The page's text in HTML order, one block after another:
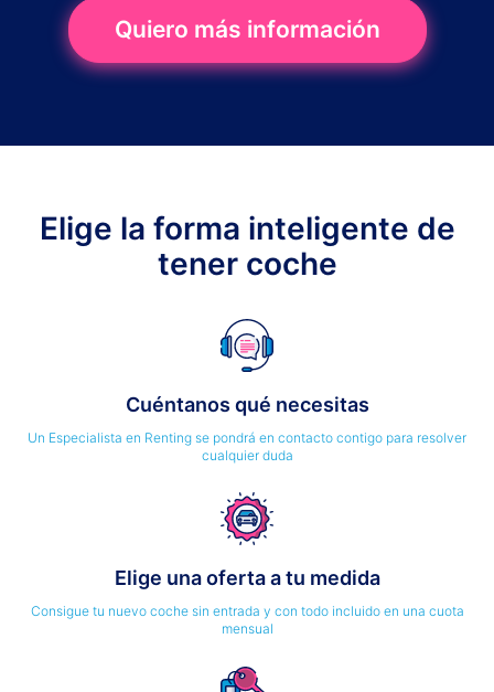
Quiero más información
Elige la forma inteligente de
tener coche
Cuéntanos qué necesitas
Un Especialista en Renting se pondrá en contacto contigo para resolver
cualquier duda
Elige una oferta a tu medida
Consigue tu nuevo coche sin entrada y con todo incluido en una cuota
mensual